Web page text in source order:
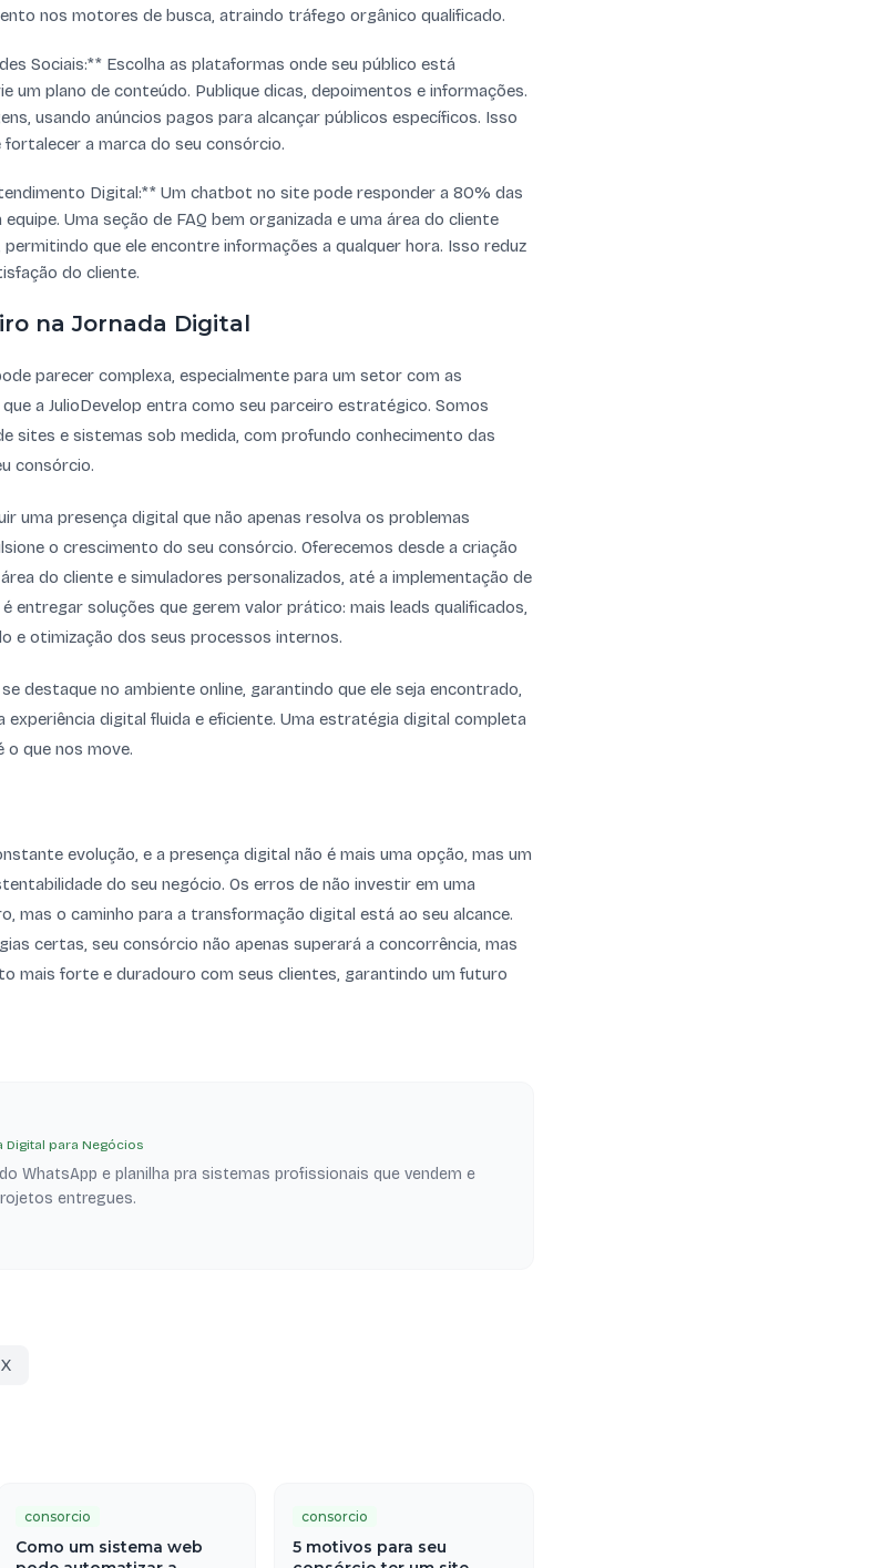
nos motores de busca, atraindo tráfego orgânico qualificado.
Sociais:** Escolha as plataformas onde seu público está
um plano de conteúdo. Publique dicas, depoimentos e informações.
usando anúncios pagos para alcançar públicos específicos. Isso
a marca do seu consórcio.
Digital:** Um chatbot no site pode responder a 80% das
Uma seção de FAQ bem organizada e uma área do cliente
que ele encontre informações a qualquer hora. Isso reduz
do cliente.
na Jornada Digital
parecer complexa, especialmente para um setor com as
a JulioDevelop entra como seu parceiro estratégico. Somos
sites e sistemas sob medida, com profundo conhecimento das
consórcio.
uma presença digital que não apenas resolva os problemas
o crescimento do seu consórcio. Oferecemos desde a criação
do cliente e simuladores personalizados, até a implementação de
entregar soluções que gerem valor prático: mais leads qualificados,
e otimização dos seus processos internos.
destaque no ambiente online, garantindo que ele seja encontrado,
experiência digital fluida e eficiente. Uma estratégia digital completa
o que nos move.
evolução, e a presença digital não é mais uma opção, mas um
do seu negócio. Os erros de não investir em uma
mas o caminho para a transformação digital está ao seu alcance.
certas, seu consórcio não apenas superará a concorrência, mas
mais forte e duradouro com seus clientes, garantindo um futuro
Digital para Negócios
WhatsApp e planilha pra sistemas profissionais que vendem e
entregues.
X
consorcio
Como um sistema web
consorcio
5 motivos para seu